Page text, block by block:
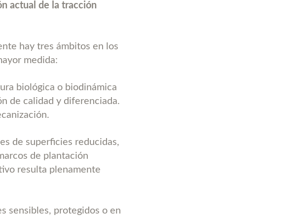
actual de la tracción
hay tres ámbitos en los
medida:
biológica o biodinámica
de calidad y diferenciada.
de superficies reducidas,
de plantación
resulta plenamente
sensibles, protegidos o en